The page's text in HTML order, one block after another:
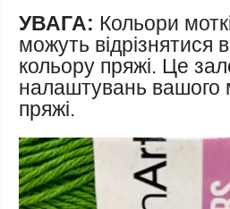
УВАГА: Кольори
можуть відрізнятися
кольору пряжі. Це
налаштувань вашого
пряжі.